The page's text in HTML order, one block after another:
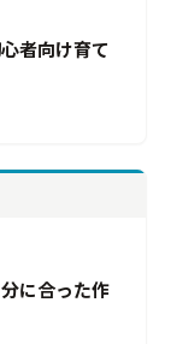
者向け育て
に合った作